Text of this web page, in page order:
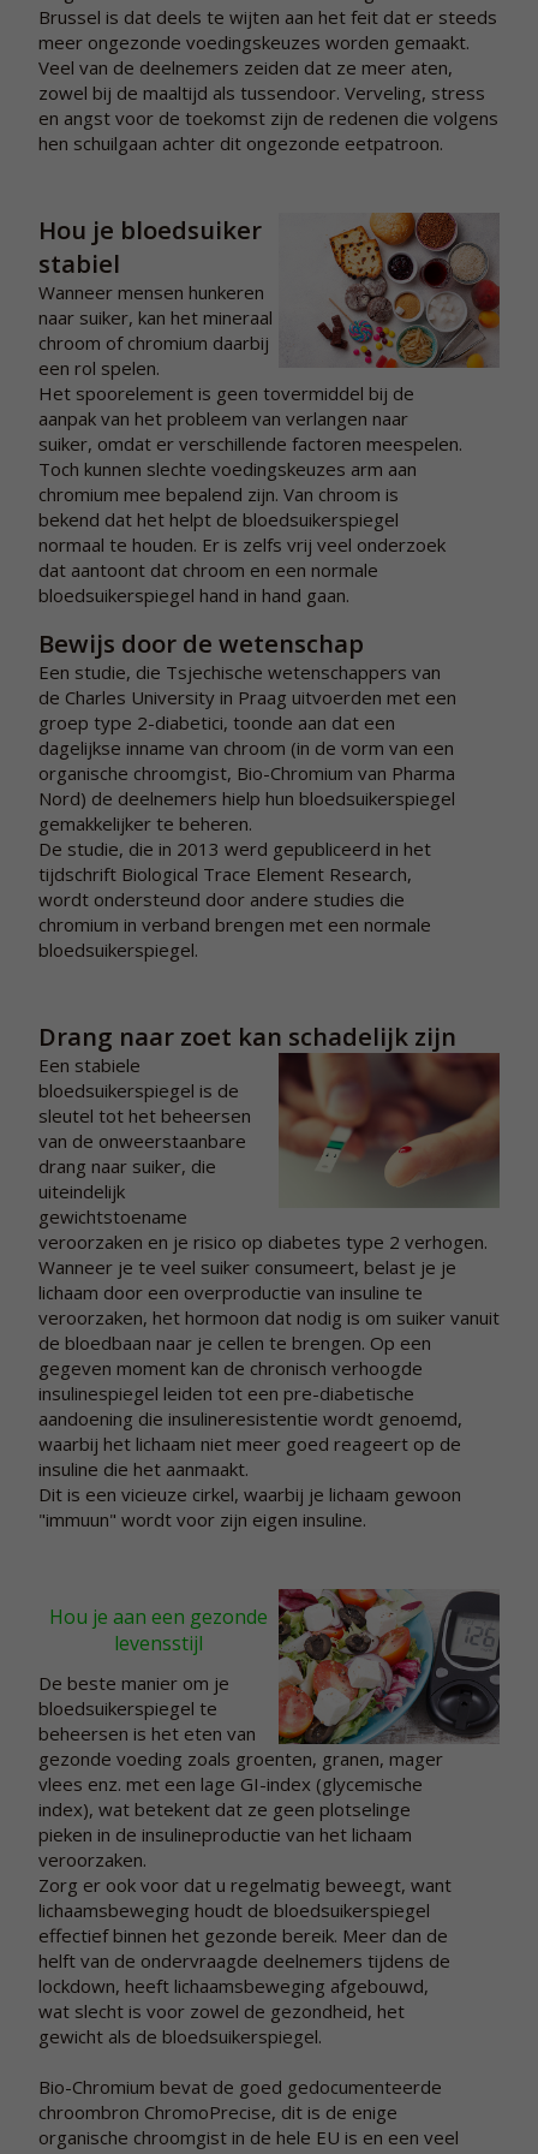
Brussel is dat deels te wijten aan het feit dat er steeds
meer ongezonde voedingskeuzes worden gemaakt.
Veel van de deelnemers zeiden dat ze meer aten,
zowel bij de maaltijd als tussendoor. Verveling, stress
en angst voor de toekomst zijn de redenen die volgens
hen schuilgaan achter dit ongezonde eetpatroon.
Hou je bloedsuiker
stabiel
Wanneer mensen hunkeren
naar suiker, kan het mineraal
chroom of chromium daarbij
een rol spelen.
Het spoorelement is geen tovermiddel bij de
aanpak van het probleem van verlangen naar
suiker, omdat er verschillende factoren meespelen.
Toch kunnen slechte voedingskeuzes arm aan
chromium mee bepalend zijn. Van chroom is
bekend dat het helpt de bloedsuikerspiegel
normaal te houden. Er is zelfs vrij veel onderzoek
dat aantoont dat chroom en een normale
bloedsuikerspiegel hand in hand gaan.
Bewijs door de wetenschap
Een studie, die Tsjechische wetenschappers van
de Charles University in Praag uitvoerden met een
groep type 2-diabetici, toonde aan dat een
dagelijkse inname van chroom (in de vorm van een
organische chroomgist, Bio-Chromium van Pharma
Nord) de deelnemers hielp hun bloedsuikerspiegel
gemakkelijker te beheren.
De studie, die in 2013 werd gepubliceerd in het
tijdschrift Biological Trace Element Research,
wordt ondersteund door andere studies die
chromium in verband brengen met een normale
bloedsuikerspiegel.
Drang naar zoet kan schadelijk zijn
Een stabiele
bloedsuikerspiegel is de
sleutel tot het beheersen
van de onweerstaanbare
drang naar suiker, die
uiteindelijk
gewichtstoename
veroorzaken en je risico op diabetes type 2 verhogen.
Wanneer je te veel suiker consumeert, belast je je
lichaam door een overproductie van insuline te
veroorzaken, het hormoon dat nodig is om suiker vanuit
de bloedbaan naar je cellen te brengen. Op een
gegeven moment kan de chronisch verhoogde
insulinespiegel leiden tot een pre-diabetische
aandoening die insulineresistentie wordt genoemd,
waarbij het lichaam niet meer goed reageert op de
insuline die het aanmaakt.
Dit is een vicieuze cirkel, waarbij je lichaam gewoon
"immuun" wordt voor zijn eigen insuline.
Hou je aan een gezonde
levensstijl
De beste manier om je
bloedsuikerspiegel te
beheersen is het eten van
gezonde voeding zoals groenten, granen, mager
vlees enz. met een lage GI-index (glycemische
index), wat betekent dat ze geen plotselinge
pieken in de insulineproductie van het lichaam
veroorzaken.
Zorg er ook voor dat u regelmatig beweegt, want
lichaamsbeweging houdt de bloedsuikerspiegel
effectief binnen het gezonde bereik. Meer dan de
helft van de ondervraagde deelnemers tijdens de
lockdown, heeft lichaamsbeweging afgebouwd,
wat slecht is voor zowel de gezondheid, het
gewicht als de bloedsuikerspiegel.
Bio-Chromium bevat de goed gedocumenteerde
chroombron ChromoPrecise, dit is de enige
organische chroomgist in de hele EU is en een veel